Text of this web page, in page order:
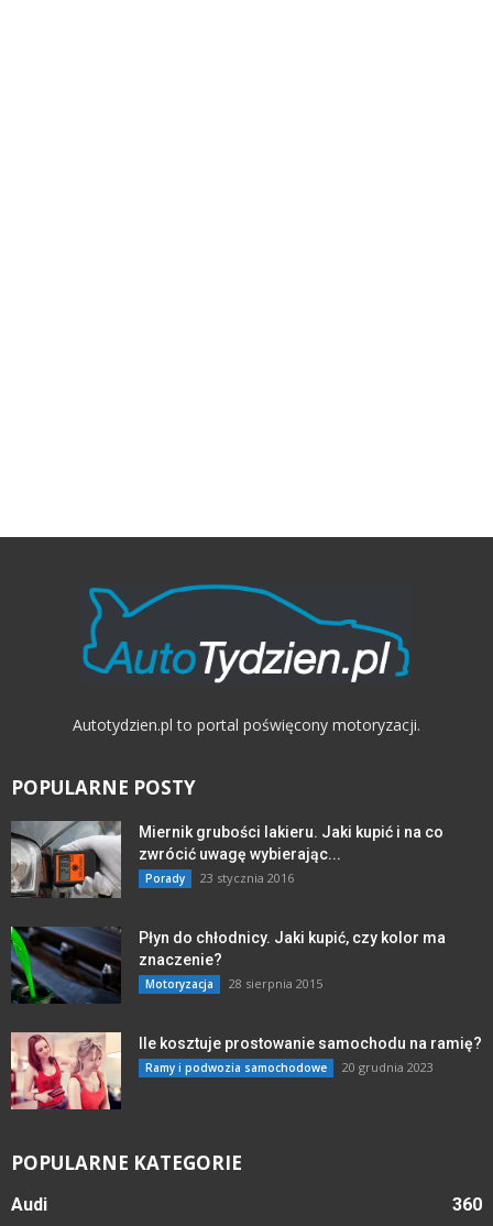
Autotydzien.pl to portal poświęcony motoryzacji.
POPULARNE POSTY
Miernik grubości lakieru. Jaki kupić i na co
zwrócić uwagę wybierając...
Porady 23 stycznia 2016
Płyn do chłodnicy. Jaki kupić, czy kolor ma
znaczenie?
Motoryzacja 28 sierpnia 2015
Ile kosztuje prostowanie samochodu na ramię?
Ramy i podwozia samochodowe 20 grudnia 2023
POPULARNE KATEGORIE
Audi 360